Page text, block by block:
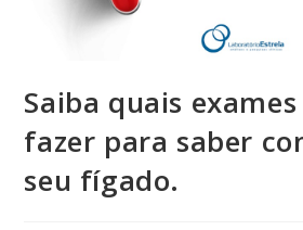
Saiba quais
fazer para saber
seu fígado.